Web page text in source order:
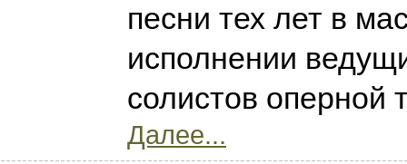
песни тех лет в
исполнении
солистов оперной
Далее...